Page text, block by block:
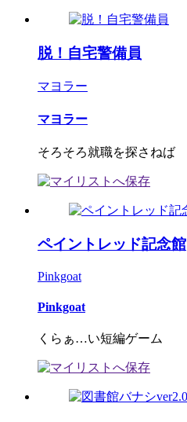
脱！自宅警備員
マヨラー
マヨラー
そろそろ就職を探さねば
ペイントレッド記念館
Pinkgoat
Pinkgoat
くらぁ…い短編ゲーム